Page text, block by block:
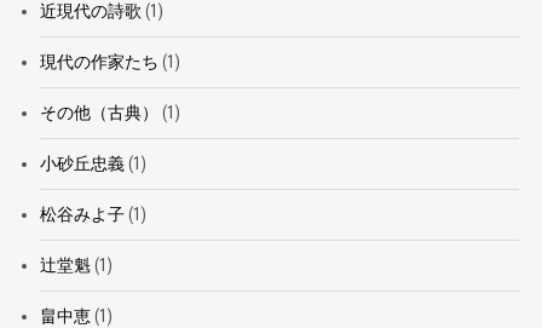
近現代の詩歌 (1)
現代の作家たち (1)
その他（古典） (1)
小砂丘忠義(1)
松谷みよ子(1)
辻堂魁(1)
畠中恵(1)